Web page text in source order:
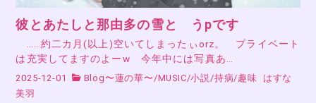
彼とあたしと那由多の雪と うpです
……約二カ月(以上)空いてしまったぃorz。 プライベート
は充実してますのよーw 今年中には写真あ…
2025-12-01 Blog〜蓮の華〜 /MUSIC/小説 /持病/趣味
はすな
美羽